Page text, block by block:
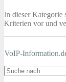
In dieser Kategorie
Kriterien vor und
VoIP-